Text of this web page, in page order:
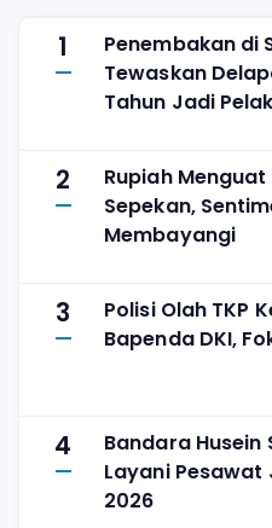
1
Penembakan di
Tewaskan
Tahun Jadi
2
Rupiah
Sepekan,
Membayangi
3
Polisi Olah TKP
Bapenda DKI,
4
Bandara
Layani Pesawat
2026